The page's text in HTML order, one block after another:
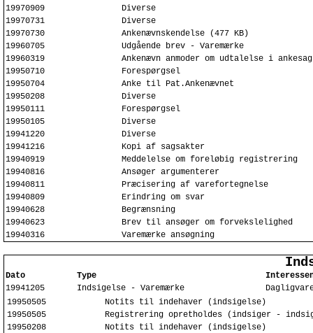
19970909
Diverse
19970731
Diverse
19970730
Ankenævnskendelse (477 KB)
19960705
Udgående brev - Varemærke
19960319
Ankenævn anmoder om udtalelse i ankesag
19950710
Forespørgsel
19950704
Anke til Pat.Ankenævnet
19950208
Diverse
19950111
Forespørgsel
19950105
Diverse
19941220
Diverse
19941216
Kopi af sagsakter
19940919
Meddelelse om foreløbig registrering
19940816
Ansøger argumenterer
19940811
Præcisering af varefortegnelse
19940809
Erindring om svar
19940628
Begrænsning
19940623
Brev til ansøger om forvekslelighed
19940316
Varemærke ansøgning
Dato Type
19941205
Indsigelse - Varemærke
19950505
Notits til indehaver (indsigelse)
19950505
Registrering opretholdes (indsiger -
19950208
Notits til indehaver (indsigelse)